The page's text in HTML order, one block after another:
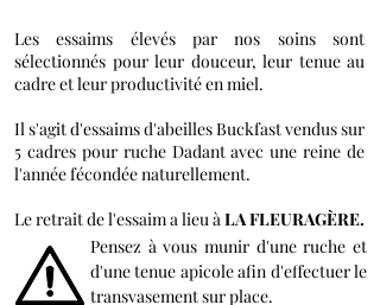
Les essaims élevés par nos soins sont
sélectionnés pour leur douceur, leur tenue au
cadre et leur productivité en miel.
Il s'agit d'essaims d'abeilles Buckfast vendus sur
5 cadres pour ruche Dadant avec une reine de
l'année fécondée naturellement.
Le retrait de l'essaim a lieu àLA FLEURAGÈRE.
Pensez à vous munir d'une ruche et
d'une tenue apicole afin d'effectuer le
transvasement sur place.